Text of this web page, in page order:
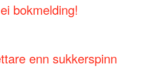
bokmelding!
enn sukkerspinn